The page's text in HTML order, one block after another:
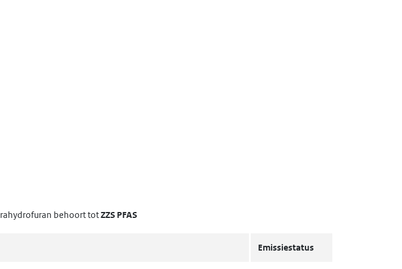
behoort totZZS PFAS
Emissiestatus